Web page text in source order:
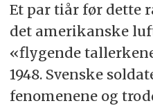
Et par tiår før dette
det amerikanske
«flygende
1948. Svenske
fenomenene og